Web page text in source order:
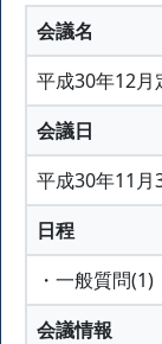
会議名
平成30年12月
会議日
平成30年11月
日程
・一般質問(1)
会議情報